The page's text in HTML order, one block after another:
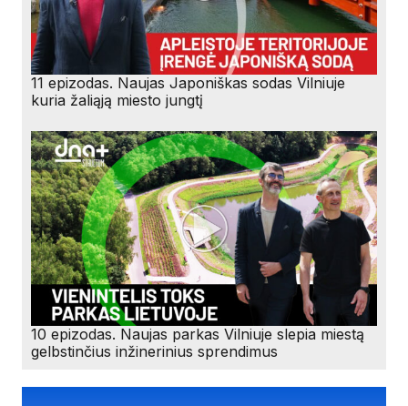
11 epizodas. Naujas Japoniškas sodas Vilniuje
kuria žaliąją miesto jungtį
10 epizodas. Naujas parkas Vilniuje slepia miestą
gelbstinčius inžinerinius sprendimus